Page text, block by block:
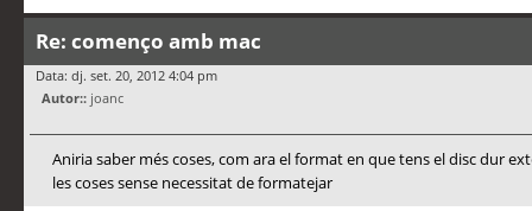
Re: començo amb mac
Data: dj. set. 20, 2012 4:04 pm
Autor:: joanc
Aniria saber més coses, com ara el format en que tens el disc dur
les coses sense necessitat de formatejar